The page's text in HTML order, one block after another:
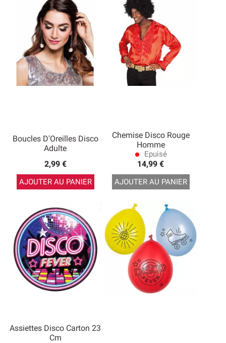
Boucles D'Oreilles Disco
Adulte
2,99 €
AJOUTER AU PANIER
Chemise Disco Rouge
Homme
lens Epuisé
14,99 €
AJOUTER AU PANIER
Assiettes Disco Carton 23
Cm